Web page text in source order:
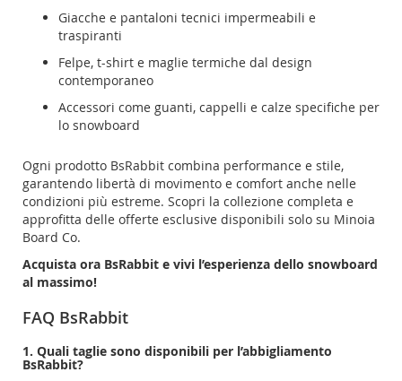
Giacche e pantaloni tecnici impermeabili e
traspiranti
Felpe, t-shirt e maglie termiche dal design
contemporaneo
Accessori come guanti, cappelli e calze specifiche per
lo snowboard
Ogni prodotto BsRabbit combina performance e stile,
garantendo libertà di movimento e comfort anche nelle
condizioni più estreme. Scopri la collezione completa e
approfitta delle offerte esclusive disponibili solo su Minoia
Board Co.
Acquista ora BsRabbit e vivi l’esperienza dello snowboard
al massimo!
FAQ BsRabbit
1. Quali taglie sono disponibili per l’abbigliamento
BsRabbit?